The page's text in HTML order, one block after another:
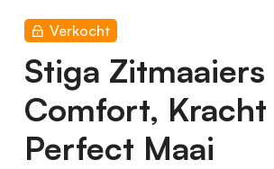
Verkocht
Stiga
Comfort, Kracht
Perfect Maai